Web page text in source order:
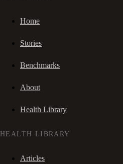
Home
Stories
Benchmarks
About
Health Library
HEALTH LIBRARY
Articles